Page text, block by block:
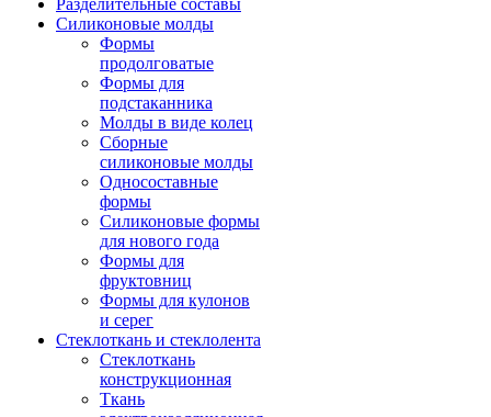
Разделительные составы
Силиконовые молды
Формы
продолговатые
Формы для
подстаканника
Молды в виде колец
Сборные
силиконовые молды
Односоставные
формы
Силиконовые формы
для нового года
Формы для
фруктовниц
Формы для кулонов
и серег
Стеклоткань и стеклолента
Стеклоткань
конструкционная
Ткань